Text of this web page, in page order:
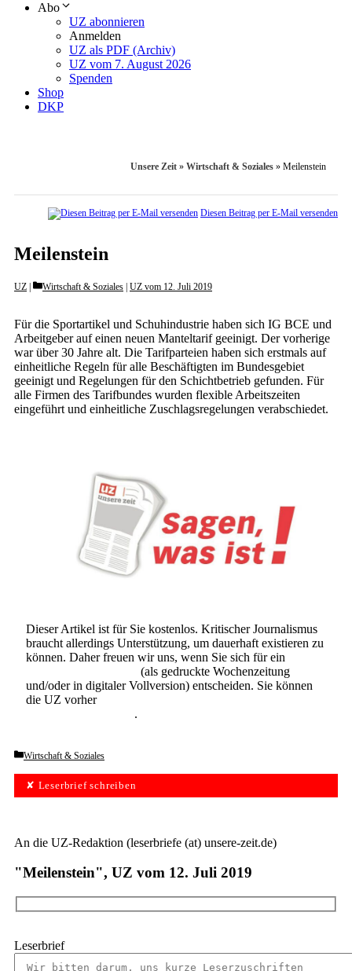
Abo
UZ abonnieren
Anmelden
UZ als PDF (Archiv)
UZ vom 7. August 2026
Spenden
Shop
DKP
Unsere Zeit » Wirtschaft & Soziales » Meilenstein
Diesen Beitrag per E-Mail versenden
Meilenstein
UZ Categories
Wirtschaft & Soziales UZ vom 12. Juli 2019
Für die Sportartikel und Schuhindustrie haben sich IG BCE und
Arbeitgeber auf einen neuen Manteltarif geeinigt. Der vorherige
war über 30 Jahre alt. Die Tarifparteien haben sich erstmals auf
einheitliche Regeln für alle Beschäftigten im Bundesgebiet
geeinigt und Regelungen für den Schichtbetrieb gefunden. Für
alle Firmen des Tarifbundes wurden flexible Arbeitszeiten
eingeführt und einheitliche Zuschlagsregelungen verabschiedet.
Dieser Artikel ist für Sie kostenlos. Kritischer Journalismus
braucht allerdings Unterstützung, um dauerhaft existieren zu
können. Daher freuen wir uns, wenn Sie sich für ein
(als gedruckte Wochenzeitung
und/oder in digitaler Vollversion) entscheiden. Sie können
die UZ vorher
.
Categories
Wirtschaft & Soziales
✘ Leserbrief schreiben
An die UZ-Redaktion (leserbriefe (at) unsere-zeit.de)
"Meilenstein", UZ vom 12. Juli 2019
Leserbrief